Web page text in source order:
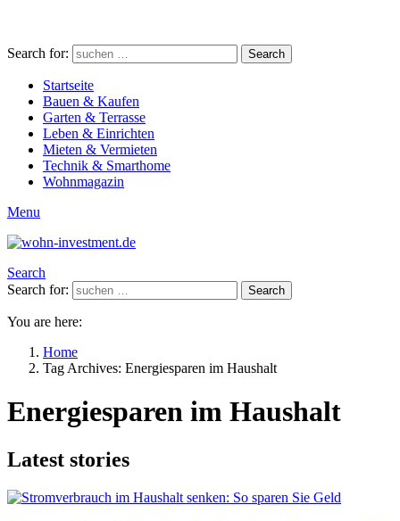
Search for: Search
Startseite
Bauen & Kaufen
Garten & Terrasse
Leben & Einrichten
Mieten & Vermieten
Technik & Smarthome
Wohnmagazin
Menu
Search
Search for:
Search
You are here:
Home
Tag Archives: Energiesparen im Haushalt
Energiesparen im Haushalt
Latest stories